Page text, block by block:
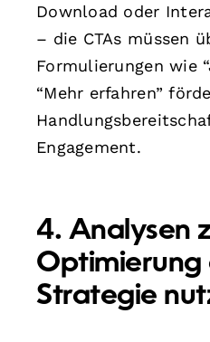
Download oder
– die CTAs müssen
Formulierungen wie
“Mehr erfahren”
Engagement.
4. Analysen
Optimierung
Strategie